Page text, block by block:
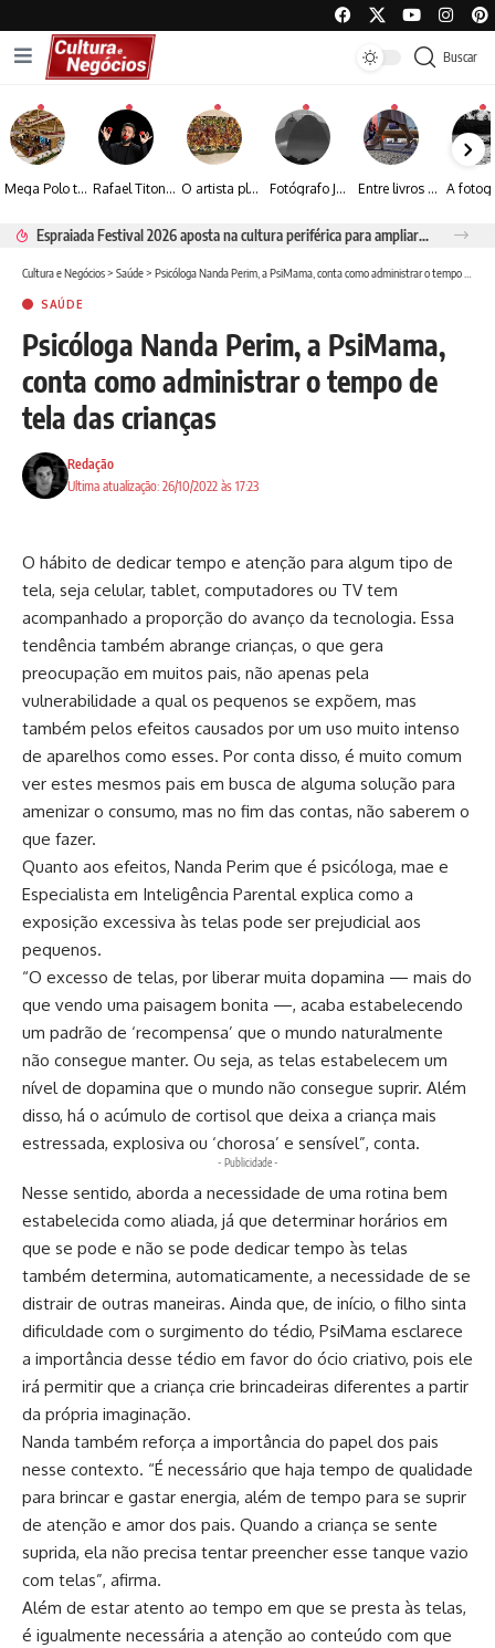
Buscar
Mega Polo transforma lançamento de coleção em plataforma nacional de negócios e projeta crescimento de mais de 15% Rafael Titonelly leva magia e acolhimento a crianças em tratamento oncológico em Juiz de Fora O artista plástico Jorge Luiz transforma sustentabilidade e criatividade em arte contemporânea Fotógrafo José Roberto apresenta um olhar sensível sobre arquitetura, formas e luz na fotografia Entre livros e fotografia autoral, Sebastião Reis consolida uma trajetória marcada pelo olhar artístico
Espraiada Festival 2026 aposta na cultura periférica para ampliar oportunidades na zona sul
Cultura e Negócios> Saúde> Psicóloga Nanda Perim, a PsiMama, conta como administrar o tempo de tela das crianças
SAÚDE
Psicóloga Nanda Perim, a PsiMama,
conta como administrar o tempo de
tela das crianças
Ultima atualização: 26/10/2022 às 17:23
Redação
O hábito de dedicar tempo e atenção para algum tipo de
tela, seja celular, tablet, computadores ou TV tem
acompanhado a proporção do avanço da tecnologia. Essa
tendência também abrange crianças, o que gera
preocupação em muitos pais, não apenas pela
vulnerabilidade a qual os pequenos se expõem, mas
também pelos efeitos causados por um uso muito intenso
de aparelhos como esses. Por conta disso, é muito comum
ver estes mesmos pais em busca de alguma solução para
amenizar o consumo, mas no fim das contas, não saberem o
que fazer.
Quanto aos efeitos, Nanda Perim que é psicóloga, mae e
Especialista em Inteligência Parental explica como a
exposição excessiva às telas pode ser prejudicial aos
pequenos.
“O excesso de telas, por liberar muita dopamina — mais do
que vendo uma paisagem bonita —, acaba estabelecendo
um padrão de ‘recompensa’ que o mundo naturalmente
não consegue manter. Ou seja, as telas estabelecem um
nível de dopamina que o mundo não consegue suprir. Além
disso, há o acúmulo de cortisol que deixa a criança mais
estressada, explosiva ou ‘chorosa’ e sensível”, conta.
- Publicidade -
Nesse sentido, aborda a necessidade de uma rotina bem
estabelecida como aliada, já que determinar horários em
que se pode e não se pode dedicar tempo às telas
também determina, automaticamente, a necessidade de se
distrair de outras maneiras. Ainda que, de início, o filho sinta
dificuldade com o surgimento do tédio, PsiMama esclarece
a importância desse tédio em favor do ócio criativo, pois ele
irá permitir que a criança crie brincadeiras diferentes a partir
da própria imaginação.
Nanda também reforça a importância do papel dos pais
nesse contexto. “É necessário que haja tempo de qualidade
para brincar e gastar energia, além de tempo para se suprir
de atenção e amor dos pais. Quando a criança se sente
suprida, ela não precisa tentar preencher esse tanque vazio
com telas”, afirma.
Além de estar atento ao tempo em que se presta às telas,
é igualmente necessária a atenção ao conteúdo com que